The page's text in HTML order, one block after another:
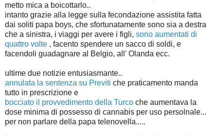
metto mica a boicottarlo..
intanto grazie alla legge sulla fecondazione assistita fatta
dai soliti papa boys, che sfortunatamente sono sia a destra
che a sinistra, i viaggi per avere i figli, sono aumentati di
quattro volte , facento spendere un sacco di soldi, e
facendoli guadagnare al Belgio, all' Olanda ecc.
ultime due notizie entusiasmante..
annulata la sentenza su Previti che praticamento manda
tutto in prescrizione e
bocciato il provvedimento della Turco che aumentava la
dose minima di possesso di cannabis per uso persolnale...
per non parlare della papa telenovella.....